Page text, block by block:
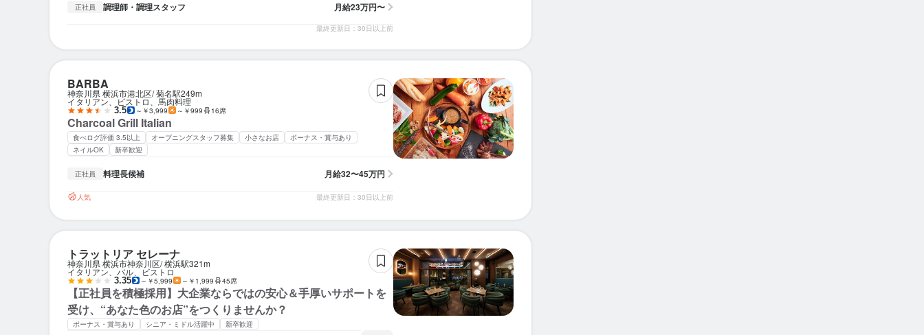
正社員 調理師・調理スタッフ 月給23万円〜
最終更新日：30日以上前
BARBA
神奈川県 横浜市港北区 菊名駅249m
イタリアン、ビストロ、馬肉料理
3.5 ～￥3,999 ～￥999 16席
Charcoal Grill Italian
食べログ評価 3.5以上 オープニングスタッフ募集 小さなお店
ボーナス・賞与あり
ネイルOK
新卒歓迎
正社員 料理長候補 月給32〜45万円
人気 最終更新日：30日以上前
トラットリア セレーナ
神奈川県 横浜市神奈川区 横浜駅321m
イタリアン、バル、ビストロ
3.35 ～￥5,999 ～￥1,999 45席
【正社員を積極採用】大企業ならではの安心＆手厚いサポートを
受け、“あなた色のお店”をつくりませんか？
ボーナス・賞与あり シニア・ミドル活躍中 新卒歓迎